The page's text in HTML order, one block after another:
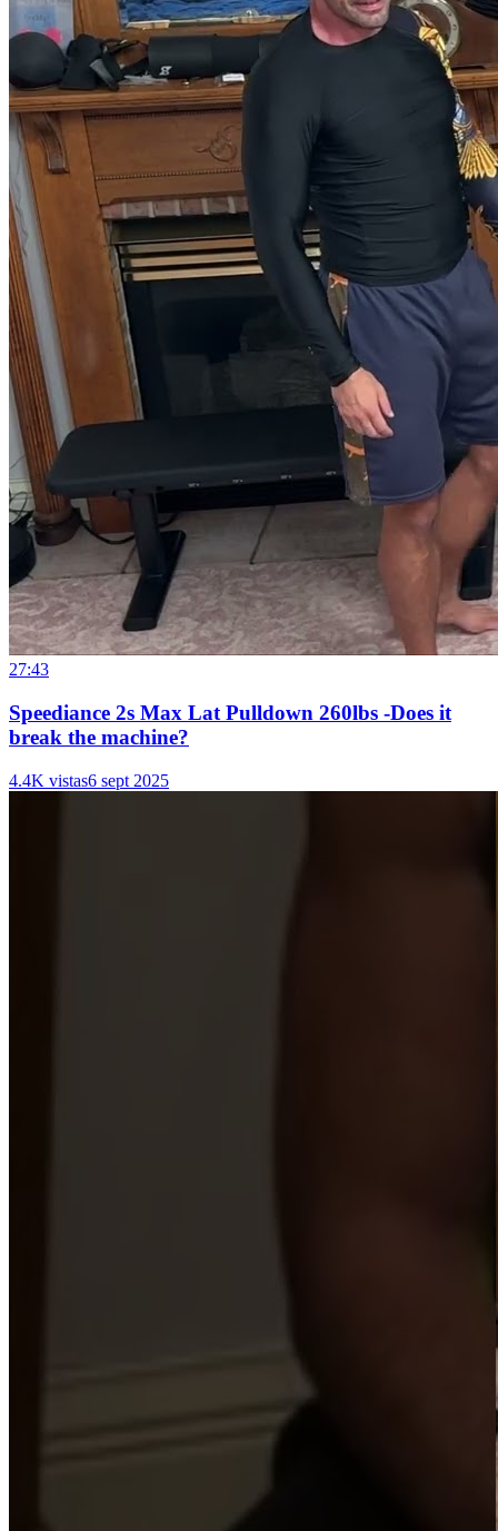
27:43
Speediance 2s Max Lat Pulldown 260lbs -Does it
break the machine?
4.4K vistas6 sept 2025